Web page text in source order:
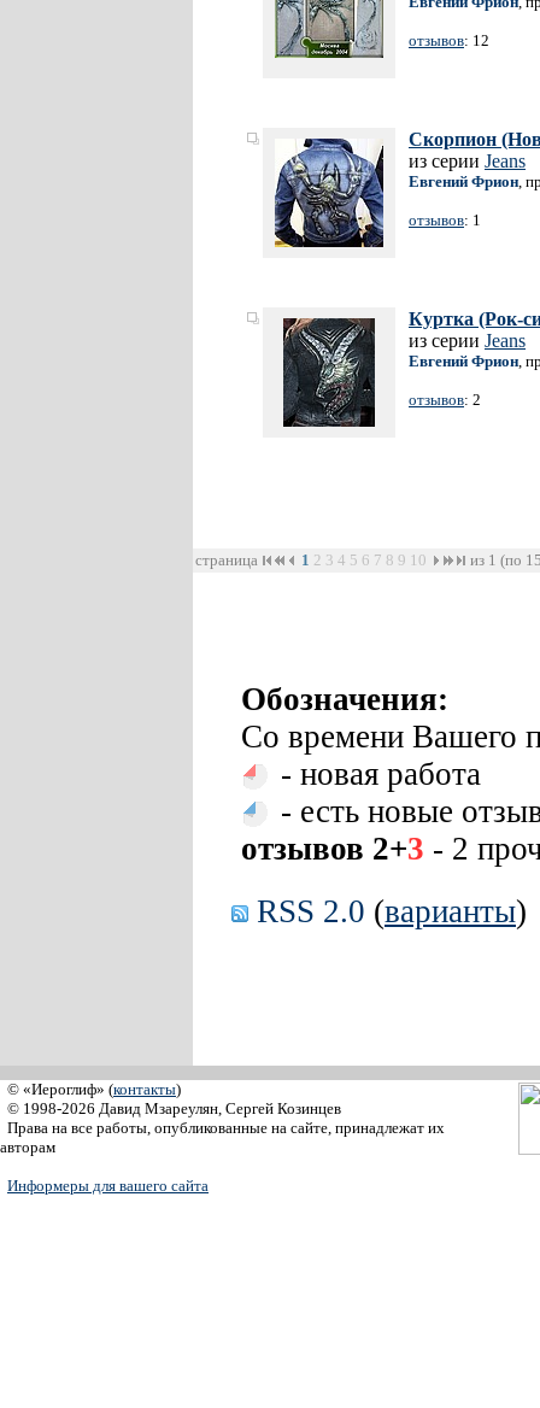
отзывов: 12
Скорпион
из серии Jeans
Евгений Фрион,
отзывов: 1
Куртка (Рок-
из серии Jeans
Евгений Фрион,
отзывов: 2
страница 1 2 3 4 5 6 7 8 9 10 из 1 (по
Обозначения:
Со времени Вашего
- новая работа
- есть новые
отзывов 2+3 - 2
RSS 2.0 (варианты)
© «Иероглиф» (контакты)
© 1998-2026 Давид Мзареулян, Сергей Козинцев
Права на все работы, опубликованные на сайте, принадлежат их
авторам
Информеры для вашего сайта